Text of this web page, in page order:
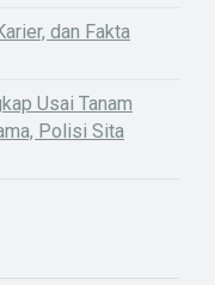
dan Fakta
Usai Tanam
Polisi Sita